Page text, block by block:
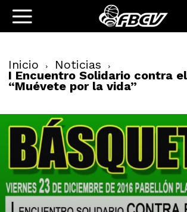
Inicio Noticias
I Encuentro Solidario contra
“Muévete por la vida”